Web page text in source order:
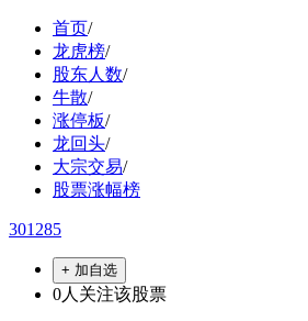
首页/
龙虎榜/
股东人数/
牛散/
涨停板/
龙回头/
大宗交易/
股票涨幅榜
301285
+ 加自选
0人关注该股票